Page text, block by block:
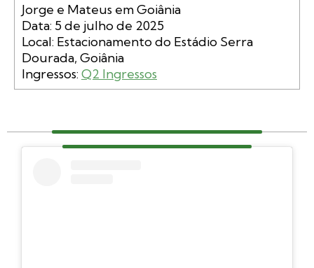
Jorge e Mateus em Goiânia
Data: 5 de julho de 2025
Local: Estacionamento do Estádio Serra
Dourada, Goiânia
Ingressos: Q2 Ingressos